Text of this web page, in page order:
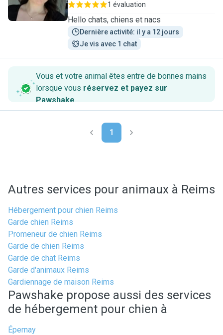
1 évaluation
Hello chats, chiens et nacs
Dernière activité: il y a 12 jours
Je vis avec 1 chat
Vous et votre animal êtes entre de bonnes mains
lorsque vous réservez et payez sur
Pawshake.
1
Autres services pour animaux à Reims
Hébergement pour chien Reims
Garde chien Reims
Promeneur de chien Reims
Garde de chien Reims
Garde de chat Reims
Garde d'animaux Reims
Gardiennage de maison Reims
Pawshake propose aussi des services
de hébergement pour chien à
Épernay